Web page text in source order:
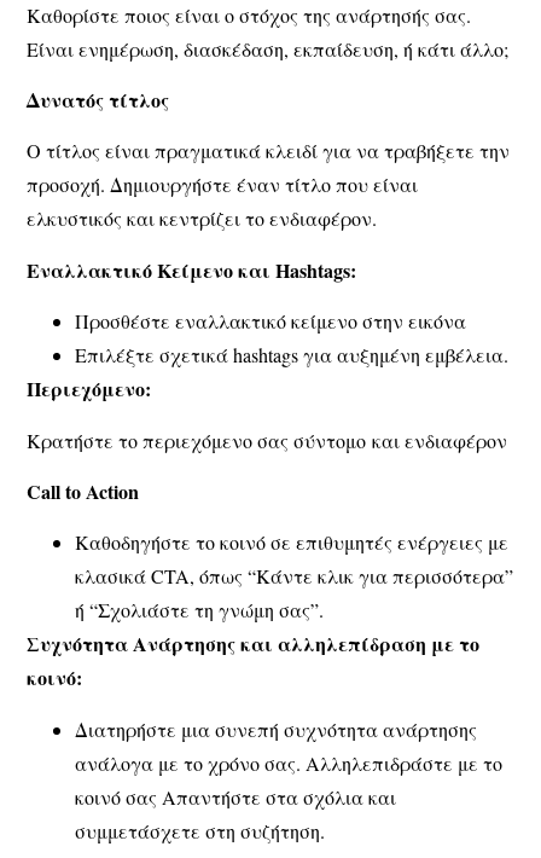
Καθορίστε ποιος είναι ο στόχος της ανάρτησής σας.
Είναι ενημέρωση, διασκέδαση, εκπαίδευση, ή κάτι άλλο;
Δυνατός τίτλος
Ο τίτλος είναι πραγματικά κλειδί για να τραβήξετε την
προσοχή. Δημιουργήστε έναν τίτλο που είναι
ελκυστικός και κεντρίζει το ενδιαφέρον.
Εναλλακτικό Κείμενο και Hashtags:
Προσθέστε εναλλακτικό κείμενο στην εικόνα
Επιλέξτε σχετικά hashtags για αυξημένη εμβέλεια.
Περιεχόμενο:
Κρατήστε το περιεχόμενο σας σύντομο και ενδιαφέρον
Call to Action
Καθοδηγήστε το κοινό σε επιθυμητές ενέργειες με
κλασικά CTA, όπως “Κάντε κλικ για περισσότερα”
ή “Σχολιάστε τη γνώμη σας”.
Συχνότητα Ανάρτησης και αλληλεπίδραση με το
κοινό:
Διατηρήστε μια συνεπή συχνότητα ανάρτησης
ανάλογα με το χρόνο σας. Αλληλεπιδράστε με το
κοινό σας Απαντήστε στα σχόλια και
συμμετάσχετε στη συζήτηση.